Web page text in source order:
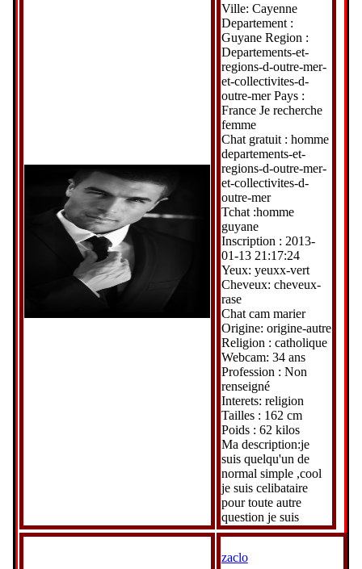
Ville: Cayenne
Departement :
Guyane Region :
Departements-et-
regions-d-outre-mer-
et-collectivites-d-
outre-mer Pays :
France Je recherche
femme
Chat gratuit : homme
departements-et-
regions-d-outre-mer-
et-collectivites-d-
outre-mer
Tchat :homme
guyane
Inscription : 2013-
01-13 21:17:24
Yeux: yeuxx-vert
Cheveux: cheveux-
rase
Chat cam marier
Origine: origine-autre
Religion : catholique
Webcam: 34 ans
Profession : Non
renseigné
Interets: religion
Tailles : 162 cm
Poids : 62 kilos
Ma description:je
suis quelqu'un de
normal simple ,cool
je suis celibataire
pour toute autre
question je suis
zaclo